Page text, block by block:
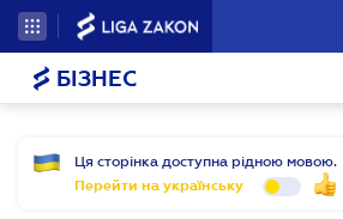
БІЗНЕС
Ця сторінка доступна рідною мовою.
Перейти на українську